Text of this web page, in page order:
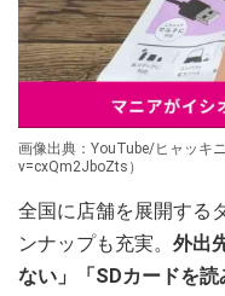
画像出典：YouTube/ヒャッキ
v=cxQm2JboZts）
全国に店舗を展開する
ンナップも充実。 外出
ない」「SDカードを